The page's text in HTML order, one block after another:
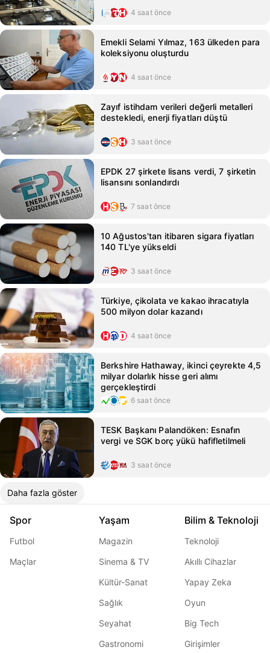
4 saat önce
Emekli Selami Yılmaz, 163 ülkeden para
koleksiyonu oluşturdu
4 saat önce
Zayıf istihdam verileri değerli metalleri
destekledi, enerji fiyatları düştü
3 saat önce
EPDK 27 şirkete lisans verdi, 7 şirketin
lisansını sonlandırdı
7 saat önce
10 Ağustos'tan itibaren sigara fiyatları
140 TL'ye yükseldi
3 saat önce
Türkiye, çikolata ve kakao ihracatıyla
500 milyon dolar kazandı
4 saat önce
Berkshire Hathaway, ikinci çeyrekte 4,5
milyar dolarlık hisse geri alımı
gerçekleştirdi
6 saat önce
TESK Başkanı Palandöken: Esnafın
vergi ve SGK borç yükü hafifletilmeli
3 saat önce
Daha fazla göster
Spor
Futbol
Maçlar
Yaşam
Magazin
Sinema & TV
Kültür-Sanat
Sağlık
Seyahat
Gastronomi
Bilim & Teknoloji
Teknoloji
Akıllı Cihazlar
Yapay Zeka
Oyun
Big Tech
Girişimler